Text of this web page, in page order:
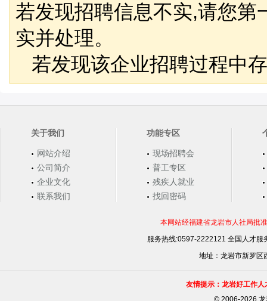
若发现招聘信息不实,请您第
实并处理。
若发现该企业招聘过程中
关于我们
网站介绍
公司简介
企业文化
联系我们
功能专区
现场招聘会
普工专区
残疾人就业
找回密码
本网站经福建省龙岩市人社局批
服务热线:0597-2222121 全国人才
地址：龙岩市新罗区
友情提示：龙岩好工作
©2006-2026 龙